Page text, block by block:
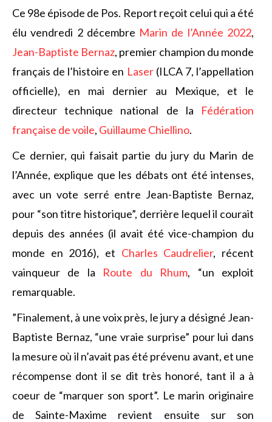
Ce 98e épisode de Pos. Report reçoit celui qui a été
élu vendredi 2 décembre Marin de l’Année 2022,
Jean-Baptiste Bernaz, premier champion du monde
français de l’histoire en Laser(ILCA 7, l’appellation
officielle), en mai dernier au Mexique, et le
directeur technique national de la Fédération
française de voile, Guillaume Chiellino.
Ce dernier, qui faisait partie du jury du Marin de
l’Année, explique que les débats ont été intenses,
avec un vote serré entre Jean-Baptiste Bernaz,
pour “son titre historique”, derrière lequel il courait
depuis des années (il avait été vice-champion du
monde en 2016), et Charles Caudrelier, récent
vainqueur de la Route du Rhum, “un exploit
remarquable.
”Finalement, à une voix près, le jury a désigné Jean-
Baptiste Bernaz, “une vraie surprise” pour lui dans
la mesure où il n’avait pas été prévenu avant, et une
récompense dont il se dit très honoré, tant il a à
coeur de “marquer son sport”. Le marin originaire
de Sainte-Maxime revient ensuite sur son